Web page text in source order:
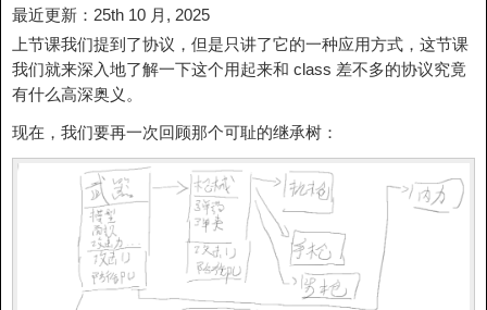
最近更新：25th 10 月, 2025
上节课我们提到了协议，但是只讲了它的一种应用方式，这节课
我们就来深入地了解一下这个用起来和 class 差不多的协议究竟
有什么高深奥义。
现在，我们要再一次回顾那个可耻的继承树：